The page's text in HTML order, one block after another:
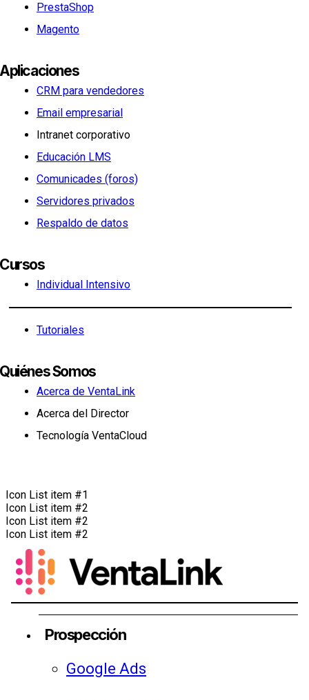
PrestaShop
Magento
Aplicaciones
CRM para vendedores
Email empresarial
Intranet corporativo
Educación LMS
Comunicades (foros)
Servidores privados
Respaldo de datos
Cursos
Individual Intensivo
Tutoriales
Quiénes Somos
Acerca de VentaLink
Acerca del Director
Tecnología VentaCloud
Icon List item #1
Icon List item #2
Icon List item #2
Icon List item #2
Prospección
Google Ads